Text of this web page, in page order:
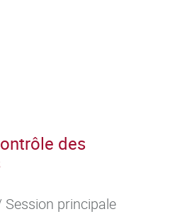
des
principale